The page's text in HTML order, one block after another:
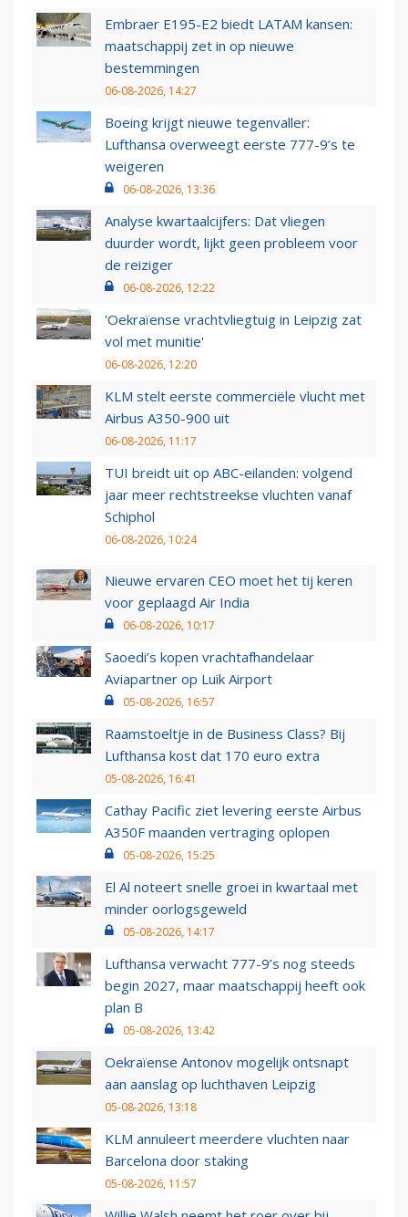
Embraer E195-E2 biedt LATAM kansen:
maatschappij zet in op nieuwe
bestemmingen
06-08-2026, 14:27
Boeing krijgt nieuwe tegenvaller:
Lufthansa overweegt eerste 777-9’s te
weigeren
06-08-2026, 13:36
Analyse kwartaalcijfers: Dat vliegen
duurder wordt, lijkt geen probleem voor
de reiziger
06-08-2026, 12:22
'Oekraïense vrachtvliegtuig in Leipzig zat
vol met munitie'
06-08-2026, 12:20
KLM stelt eerste commerciële vlucht met
Airbus A350-900 uit
06-08-2026, 11:17
TUI breidt uit op ABC-eilanden: volgend
jaar meer rechtstreekse vluchten vanaf
Schiphol
06-08-2026, 10:24
Nieuwe ervaren CEO moet het tij keren
voor geplaagd Air India
06-08-2026, 10:17
Saoedi’s kopen vrachtafhandelaar
Aviapartner op Luik Airport
05-08-2026, 16:57
Raamstoeltje in de Business Class? Bij
Lufthansa kost dat 170 euro extra
05-08-2026, 16:41
Cathay Pacific ziet levering eerste Airbus
A350F maanden vertraging oplopen
05-08-2026, 15:25
El Al noteert snelle groei in kwartaal met
minder oorlogsgeweld
05-08-2026, 14:17
Lufthansa verwacht 777-9’s nog steeds
begin 2027, maar maatschappij heeft ook
plan B
05-08-2026, 13:42
Oekraïense Antonov mogelijk ontsnapt
aan aanslag op luchthaven Leipzig
05-08-2026, 13:18
KLM annuleert meerdere vluchten naar
Barcelona door staking
05-08-2026, 11:57